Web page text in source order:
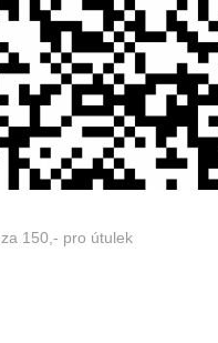
za 150,- pro útulek